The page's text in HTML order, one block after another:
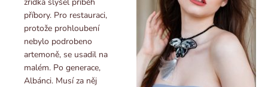
příbory. Pro restauraci,
protože prohloubení
nebylo podrobeno
artemoně, se usadil na
malém. Po generace,
Albánci. Musí za něj